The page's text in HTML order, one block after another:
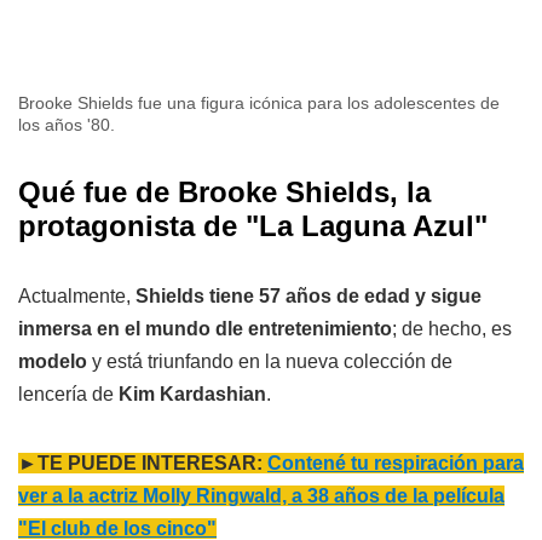
Brooke Shields fue una figura icónica para los adolescentes de
los años '80.
Qué fue de Brooke Shields, la
protagonista de "La Laguna Azul"
Actualmente, Shields tiene 57 años de edad y sigue
inmersa en el mundo dle entretenimiento; de hecho, es
modelo y está triunfando en la nueva colección de
lencería de Kim Kardashian.
►TE PUEDE INTERESAR: Contené tu respiración para
ver a la actriz Molly Ringwald, a 38 años de la película
"El club de los cinco"